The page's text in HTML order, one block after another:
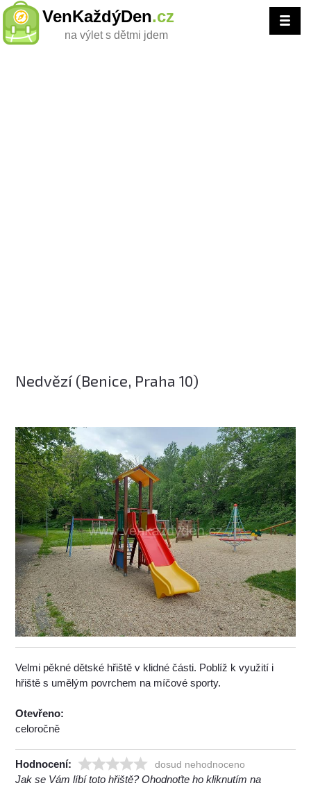
VenKaždýDen.cz
na výlet s dětmi jdem
Nedvězí (Benice, Praha 10)
Velmi pěkné dětské hřiště v klidné části. Poblíž k využití i
hřiště s umělým povrchem na míčové sporty.
Otevřeno:
celoročně
Hodnocení: dosud nehodnoceno
Jak se Vám líbí toto hřiště? Ohodnoťte ho kliknutím na